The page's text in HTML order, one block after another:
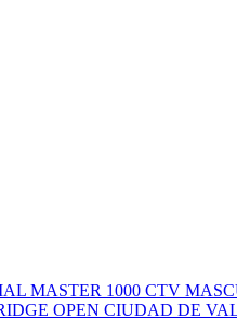
MASTER 1000 CTV
OPEN CIUDAD DE